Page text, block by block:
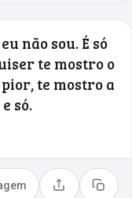
não sou. É só
te mostro o
te mostro a
só.
Compartilhar
Copiar